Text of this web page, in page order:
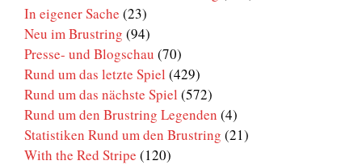
In eigener Sache (23)
Neu im Brustring (94)
Presse- und Blogschau (70)
Rund um das letzte Spiel (429)
Rund um das nächste Spiel (572)
Rund um den Brustring Legenden (4)
Statistiken Rund um den Brustring (21)
With the Red Stripe (120)